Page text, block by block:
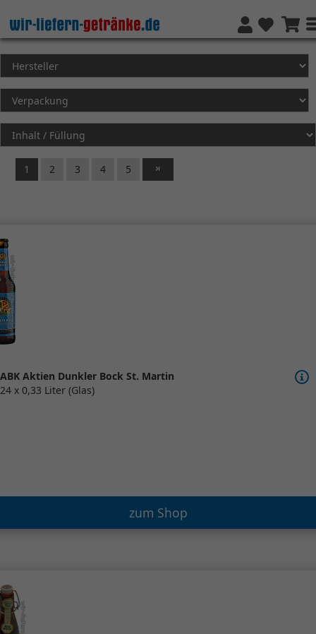
1 2 3 4 5
ABK Aktien Dunkler Bock St. Martin
24 x 0,33 Liter (Glas)
zum Shop